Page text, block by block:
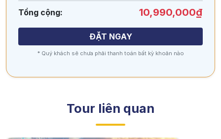
Tổng cộng: 10,990,000₫
ĐẶT NGAY
* Quý khách sẽ chưa phải thanh toán bất kỳ khoản nào
Tour liên quan